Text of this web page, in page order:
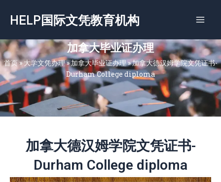
容
HELP国际文凭教育机构
加拿大毕业证办理
首页»大学文凭办理»加拿大毕业证办理»加拿大德汉姆学院文凭证书-
Durham College diploma
加拿大德汉姆学院文凭证书-
Durham College diploma